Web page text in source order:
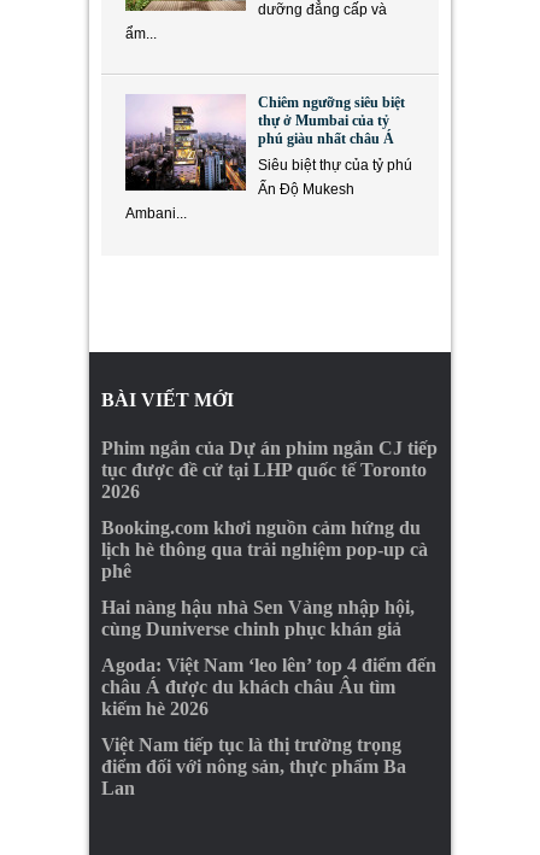
dưỡng đẳng cấp và
ẩm...
Chiêm ngưỡng siêu biệt
thự ở Mumbai của tỷ
phú giàu nhất châu Á
Siêu biệt thự của tỷ phú
Ấn Độ Mukesh
Ambani...
BÀI VIẾT MỚI
Phim ngắn của Dự án phim ngắn CJ tiếp
tục được đề cử tại LHP quốc tế Toronto
2026
Booking.com khơi nguồn cảm hứng du
lịch hè thông qua trải nghiệm pop-up cà
phê
Hai nàng hậu nhà Sen Vàng nhập hội,
cùng Duniverse chinh phục khán giả
Agoda: Việt Nam ‘leo lên’ top 4 điểm đến
châu Á được du khách châu Âu tìm
kiếm hè 2026
Việt Nam tiếp tục là thị trường trọng
điểm đối với nông sản, thực phẩm Ba
Lan